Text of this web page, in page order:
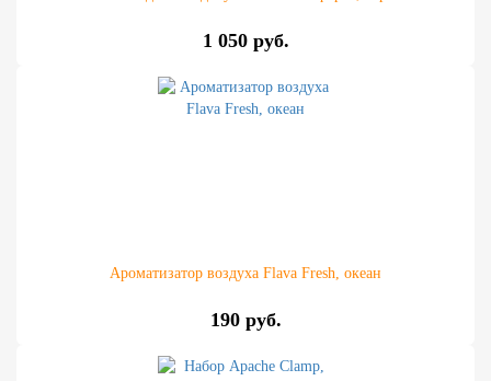
1 050 руб.
Ароматизатор воздуха Flava Fresh, океан
190 руб.